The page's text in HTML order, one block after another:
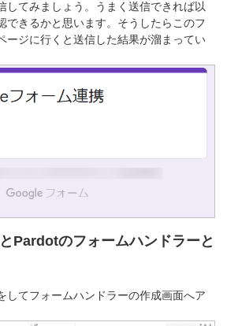
してみましょう。うまく送信できれば以
できるかと思います。そうしたらこのフ
ージに行くと送信した結果が溜まってい
Pardotのフォームハンドラーと
てフォームハンドラーの作成画面へア